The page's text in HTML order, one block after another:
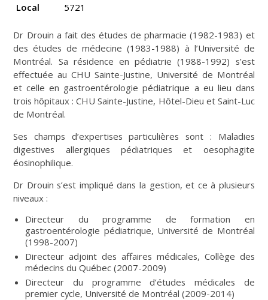
Local 5721
Dr Drouin a fait des études de pharmacie (1982-1983) et
des études de médecine (1983-1988) à l’Université de
Montréal. Sa résidence en pédiatrie (1988-1992) s’est
effectuée au CHU Sainte-Justine, Université de Montréal
et celle en gastroentérologie pédiatrique a eu lieu dans
trois hôpitaux : CHU Sainte-Justine, Hôtel-Dieu et Saint-Luc
de Montréal.
Ses champs d’expertises particulières sont : Maladies
digestives allergiques pédiatriques et oesophagite
éosinophilique.
Dr Drouin s’est impliqué dans la gestion, et ce à plusieurs
niveaux :
Directeur du programme de formation en
gastroentérologie pédiatrique, Université de Montréal
(1998-2007)
Directeur adjoint des affaires médicales, Collège des
médecins du Québec (2007-2009)
Directeur du programme d’études médicales de
premier cycle, Université de Montréal (2009-2014)